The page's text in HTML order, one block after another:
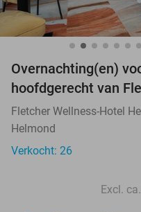
Overnachting(en)
hoofdgerecht van
Fletcher Wellness-Hotel
Helmond
Verkocht: 26
Excl.